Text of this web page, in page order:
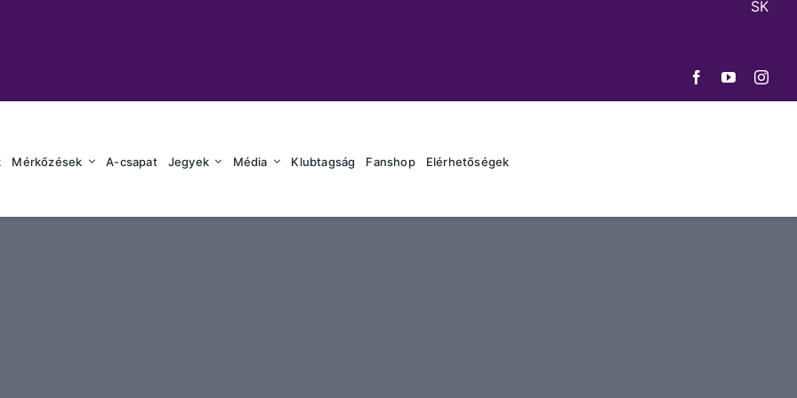
SK
Mérkőzések A-csapat Jegyek Média Klubtagság Fanshop Elérhetőségek